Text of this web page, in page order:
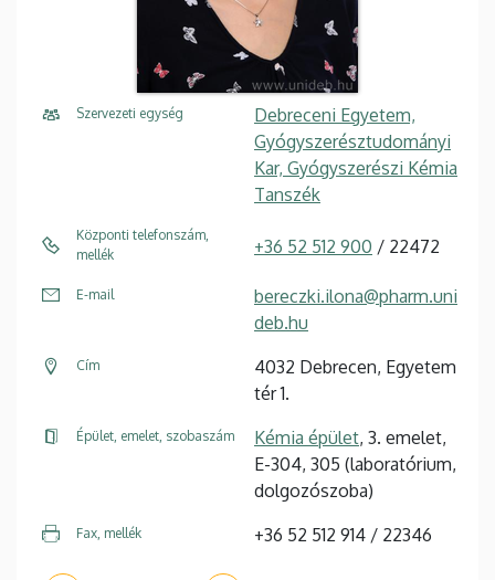
Szervezeti egység
Debreceni Egyetem,
Gyógyszerésztudományi
Kar, Gyógyszerészi Kémia
Tanszék
Központi telefonszám,
mellék
+36 52 512 900 / 22472
E-mail
bereczki.ilona@pharm.uni
deb.hu
Cím
4032 Debrecen, Egyetem
tér 1.
Épület, emelet, szobaszám Kémia épület, 3. emelet,
E-304, 305 (laboratórium,
dolgozószoba)
Fax, mellék +36 52 512 914 / 22346